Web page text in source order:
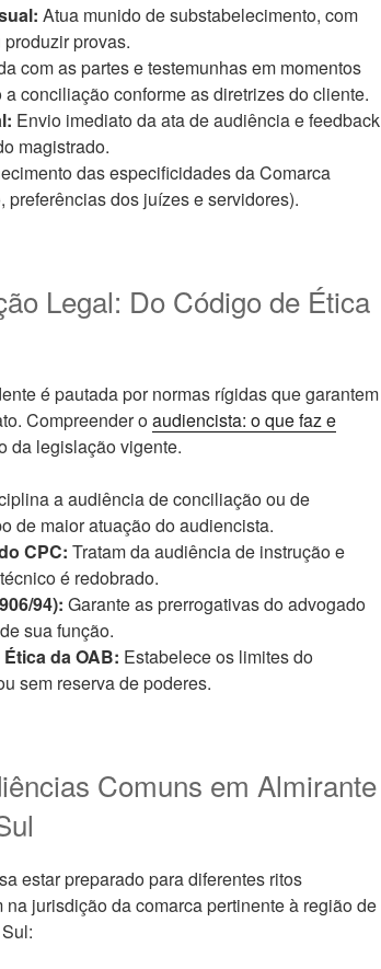
Atua munido de substabelecimento, com
provas.
com as partes e testemunhas em momentos
conciliação conforme as diretrizes do cliente.
Envio imediato da ata de audiência e feedback
magistrado.
das especificidades da Comarca
preferências dos juízes e servidores).
Legal: Do Código de Ética
é pautada por normas rígidas que garantem
Compreender oaudiencista: o que faz e
da legislação vigente.
a audiência de conciliação ou de
de maior atuação do audiencista.
CPC: Tratam da audiência de instrução e
é redobrado.
94): Garante as prerrogativas do advogado
sua função.
da OAB: Estabelece os limites do
sem reserva de poderes.
Comuns em Almirante
estar preparado para diferentes ritos
jurisdição da comarca pertinente à região de